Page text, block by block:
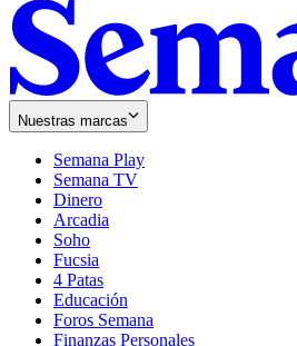
Nuestras marcas
Semana Play
Semana TV
Dinero
Arcadia
Soho
in
new
window
Fucsia
in
new
window
4 Patas
Educación
Foros Semana
Finanzas Personales